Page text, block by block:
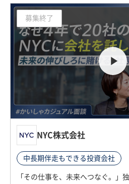
募集終了
NYC株式会社
中長期伴走もできる投資会社
「その仕事を、未来へつなぐ。」